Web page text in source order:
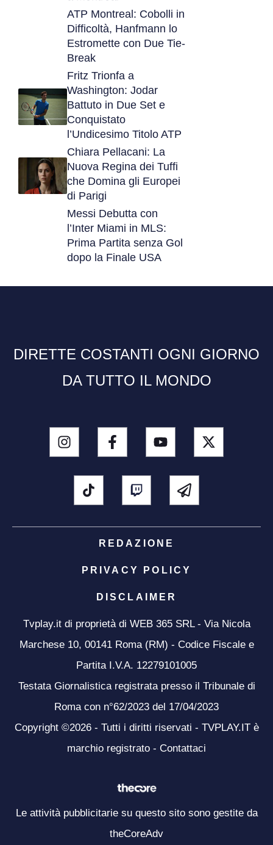
ATP Montreal: Cobolli in
Difficoltà, Hanfmann lo
Estromette con Due Tie-
Break
Fritz Trionfa a
Washington: Jodar
Battuto in Due Set e
Conquistato
l’Undicesimo Titolo ATP
Chiara Pellacani: La
Nuova Regina dei Tuffi
che Domina gli Europei
di Parigi
Messi Debutta con
l’Inter Miami in MLS:
Prima Partita senza Gol
dopo la Finale USA
DIRETTE COSTANTI OGNI GIORNO
DA TUTTO IL MONDO
REDAZIONE
PRIVACY POLICY
DISCLAIMER
Tvplay.it di proprietà di WEB 365 SRL - Via Nicola
Marchese 10, 00141 Roma (RM) - Codice Fiscale e
Partita I.V.A. 12279101005
Testata Giornalistica registrata presso il Tribunale di
Roma con n°62/2023 del 17/04/2023
Copyright ©2026 - Tutti i diritti riservati - TVPLAY.IT è
marchio registrato - Contattaci
Le attività pubblicitarie su questo sito sono gestite da
theCoreAdv